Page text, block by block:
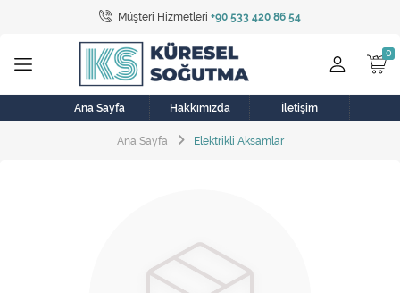
Müşteri Hizmetleri +90 533 420 86 54
Tüm Kategoriler
Bulaşık Makinesi
Buzdolabı
Çamaşır Kurutma Makinesi
Elektrikli Aksamlar
Ana Sayfa Hakkımızda İletişim
Ana Sayfa Elektrikli Aksamlar